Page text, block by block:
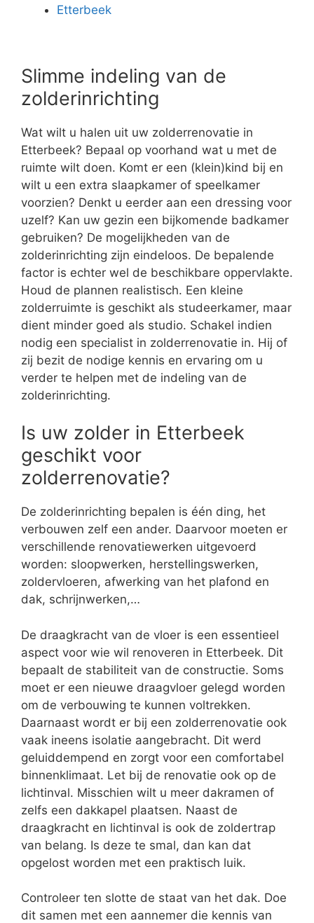
Etterbeek
Slimme indeling van de
zolderinrichting
Wat wilt u halen uit uw zolderrenovatie in
Etterbeek? Bepaal op voorhand wat u met de
ruimte wilt doen. Komt er een (klein)kind bij en
wilt u een extra slaapkamer of speelkamer
voorzien? Denkt u eerder aan een dressing voor
uzelf? Kan uw gezin een bijkomende badkamer
gebruiken? De mogelijkheden van de
zolderinrichting zijn eindeloos. De bepalende
factor is echter wel de beschikbare oppervlakte.
Houd de plannen realistisch. Een kleine
zolderruimte is geschikt als studeerkamer, maar
dient minder goed als studio. Schakel indien
nodig een specialist in zolderrenovatie in. Hij of
zij bezit de nodige kennis en ervaring om u
verder te helpen met de indeling van de
zolderinrichting.
Is uw zolder in Etterbeek
geschikt voor
zolderrenovatie?
De zolderinrichting bepalen is één ding, het
verbouwen zelf een ander. Daarvoor moeten er
verschillende renovatiewerken uitgevoerd
worden: sloopwerken, herstellingswerken,
zoldervloeren, afwerking van het plafond en
dak, schrijnwerken,…
De draagkracht van de vloer is een essentieel
aspect voor wie wil renoveren in Etterbeek. Dit
bepaalt de stabiliteit van de constructie. Soms
moet er een nieuwe draagvloer gelegd worden
om de verbouwing te kunnen voltrekken.
Daarnaast wordt er bij een zolderrenovatie ook
vaak ineens isolatie aangebracht. Dit werd
geluiddempend en zorgt voor een comfortabel
binnenklimaat. Let bij de renovatie ook op de
lichtinval. Misschien wilt u meer dakramen of
zelfs een dakkapel plaatsen. Naast de
draagkracht en lichtinval is ook de zoldertrap
van belang. Is deze te smal, dan kan dat
opgelost worden met een praktisch luik.
Controleer ten slotte de staat van het dak. Doe
dit samen met een aannemer die kennis van